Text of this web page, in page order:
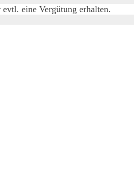
eine Vergütung erhalten.